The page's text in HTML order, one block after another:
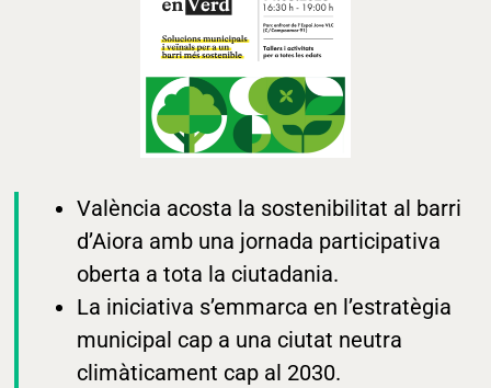
València acosta la sostenibilitat al barri
d’Aiora amb una jornada participativa
oberta a tota la ciutadania.
La iniciativa s’emmarca en l’estratègia
municipal cap a una ciutat neutra
climàticament cap al 2030.